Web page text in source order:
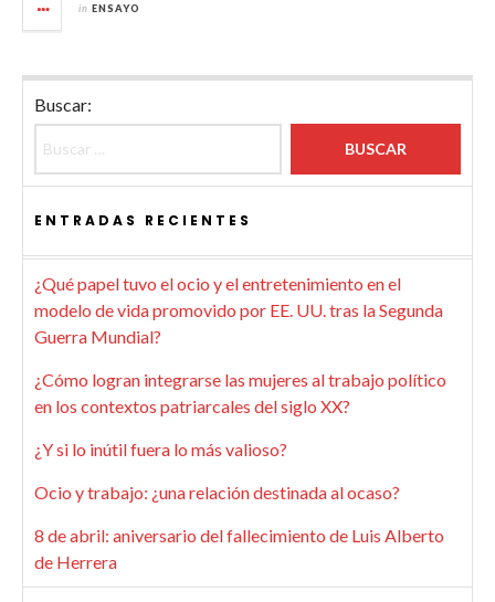
in ENSAYO
Buscar:
ENTRADAS RECIENTES
¿Qué papel tuvo el ocio y el entretenimiento en el
modelo de vida promovido por EE. UU. tras la Segunda
Guerra Mundial?
¿Cómo logran integrarse las mujeres al trabajo político
en los contextos patriarcales del siglo XX?
¿Y si lo inútil fuera lo más valioso?
Ocio y trabajo: ¿una relación destinada al ocaso?
8 de abril: aniversario del fallecimiento de Luis Alberto
de Herrera